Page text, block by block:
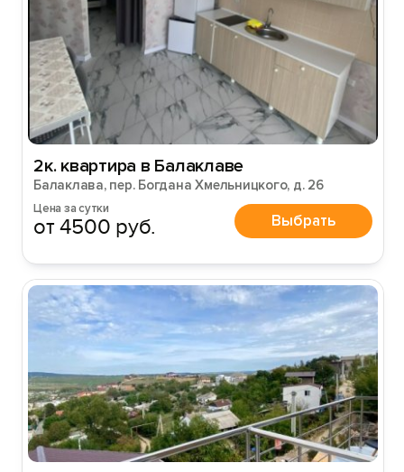
2к. квартира в Балаклаве
Балаклава, пер. Богдана Хмельницкого, д. 26
Цена за сутки
от 4500 руб. Выбрать